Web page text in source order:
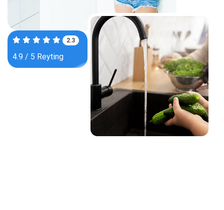
3.8
4.9 / 5 Reyting